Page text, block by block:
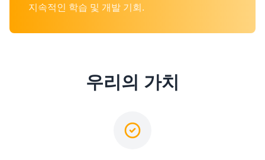
지속적인 학습 및 개발 기회.
우리의 가치